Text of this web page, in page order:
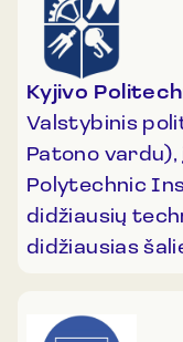
Kyjivo
Valstybinis
Patono
Polytechnic
didžiausių
didžiausias